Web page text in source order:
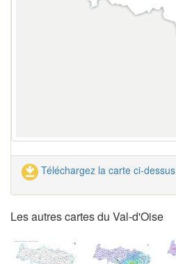
Téléchargez la carte ci-dessus
Les autres cartes du Val-d'Oise